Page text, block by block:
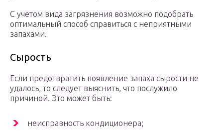
С учетом вида загрязнения возможно подобрать
оптимальный способ справиться с неприятными
запахами.
Сырость
Если предотвратить появление запаха сырости не
удалось, то следует выяснить, что послужило
причиной. Это может быть:
неисправность кондиционера;